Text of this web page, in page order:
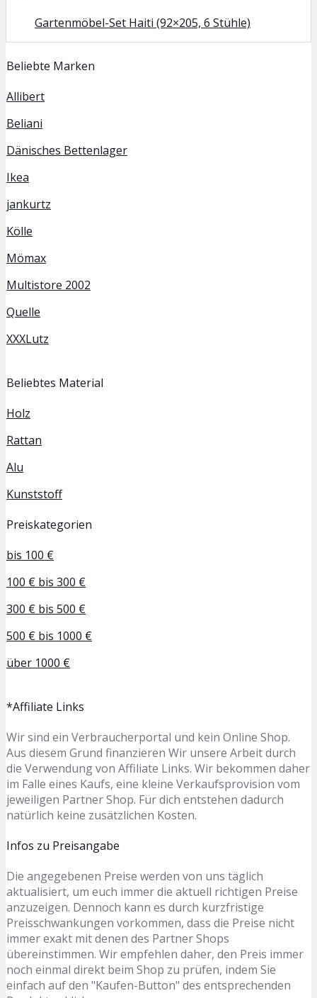
Gartenmöbel-Set Haiti (92×205, 6 Stühle)
Beliebte Marken
Allibert
Beliani
Dänisches Bettenlager
Ikea
jankurtz
Kölle
Mömax
Multistore 2002
Quelle
XXXLutz
Beliebtes Material
Holz
Rattan
Alu
Kunststoff
Preiskategorien
bis 100 €
100 € bis 300 €
300 € bis 500 €
500 € bis 1000 €
über 1000 €
*Affiliate Links
Wir sind ein Verbraucherportal und kein Online Shop.
Aus diesem Grund finanzieren Wir unsere Arbeit durch
die Verwendung von Affiliate Links. Wir bekommen daher
im Falle eines Kaufs, eine kleine Verkaufsprovision vom
jeweiligen Partner Shop. Für dich entstehen dadurch
natürlich keine zusätzlichen Kosten.
Infos zu Preisangabe
Die angegebenen Preise werden von uns täglich
aktualisiert, um euch immer die aktuell richtigen Preise
anzuzeigen. Dennoch kann es durch kurzfristige
Preisschwankungen vorkommen, dass die Preise nicht
immer exakt mit denen des Partner Shops
übereinstimmen. Wir empfehlen daher, den Preis immer
noch einmal direkt beim Shop zu prüfen, indem Sie
einfach auf den "Kaufen-Button" des entsprechenden